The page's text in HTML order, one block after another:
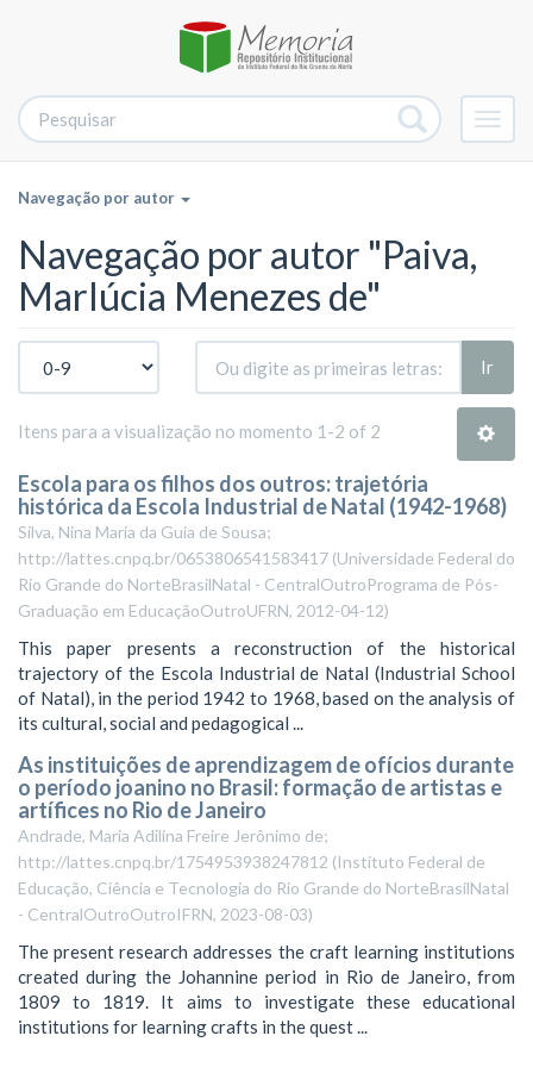
Navegação por autor
Navegação por autor "Paiva,
Marlúcia Menezes de"
Ir
Itens para a visualização no momento 1-2 of 2
Escola para os filhos dos outros: trajetória
histórica da Escola Industrial de Natal (1942-1968)
Silva, Nina Maria da Guia de Sousa;
http://lattes.cnpq.br/0653806541583417 (Universidade Federal do
Rio Grande do NorteBrasilNatal - CentralOutroPrograma de Pós-
Graduação em EducaçãoOutroUFRN, 2012-04-12)
This paper presents a reconstruction of the historical
trajectory of the Escola Industrial de Natal (Industrial School
of Natal), in the period 1942 to 1968, based on the analysis of
its cultural, social and pedagogical ...
As instituições de aprendizagem de ofícios durante
o período joanino no Brasil: formação de artistas e
artífices no Rio de Janeiro
Andrade, Maria Adilina Freire Jerônimo de;
http://lattes.cnpq.br/1754953938247812 (Instituto Federal de
Educação, Ciência e Tecnologia do Rio Grande do NorteBrasilNatal
- CentralOutroOutroIFRN, 2023-08-03)
The present research addresses the craft learning institutions
created during the Johannine period in Rio de Janeiro, from
1809 to 1819. It aims to investigate these educational
institutions for learning crafts in the quest ...